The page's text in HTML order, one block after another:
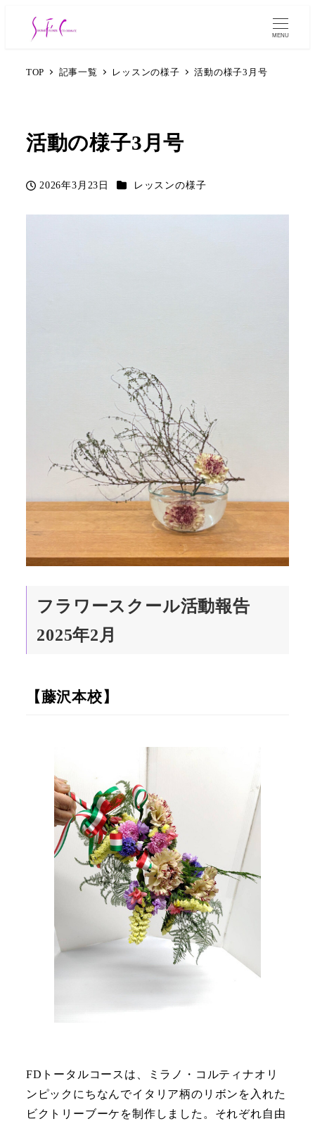
MENU
TOP 記事一覧 レッスンの様子 活動の様子3月号
活動の様子3月号
投稿日
2026年3月23日 カテゴリー
レッスンの様子
フラワースクール活動報告
2025年2月
【藤沢本校】
FDトータルコースは、ミラノ・コルティナオリ
ンピックにちなんでイタリア柄のリボンを入れた
ビクトリーブーケを制作しました。それぞれ自由